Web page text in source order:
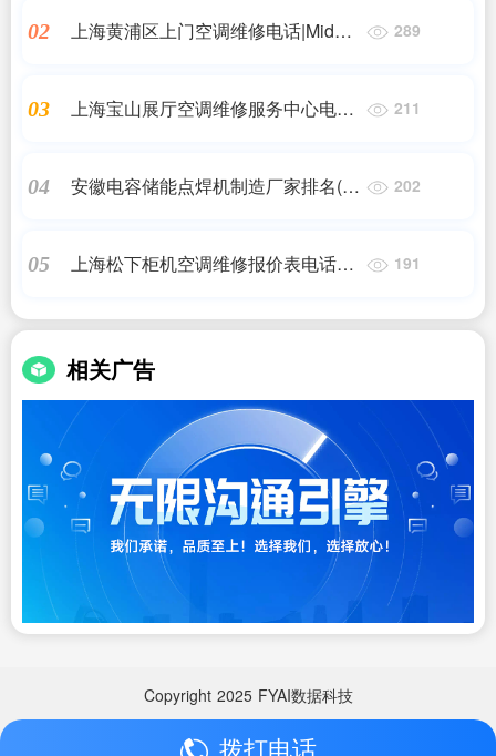
02
上海黄浦区上门空调维修电话|Midea-
289
03
上海宝山展厅空调维修服务中心电话
211
04
安徽电容储能点焊机制造厂家排名(电
202
05
上海松下柜机空调维修报价表电话查
小时上门维修服务
191
相关广告
Copyright 2025 FYAI数据科技
拨打电话
Copyright 2025 FYAI数据科技